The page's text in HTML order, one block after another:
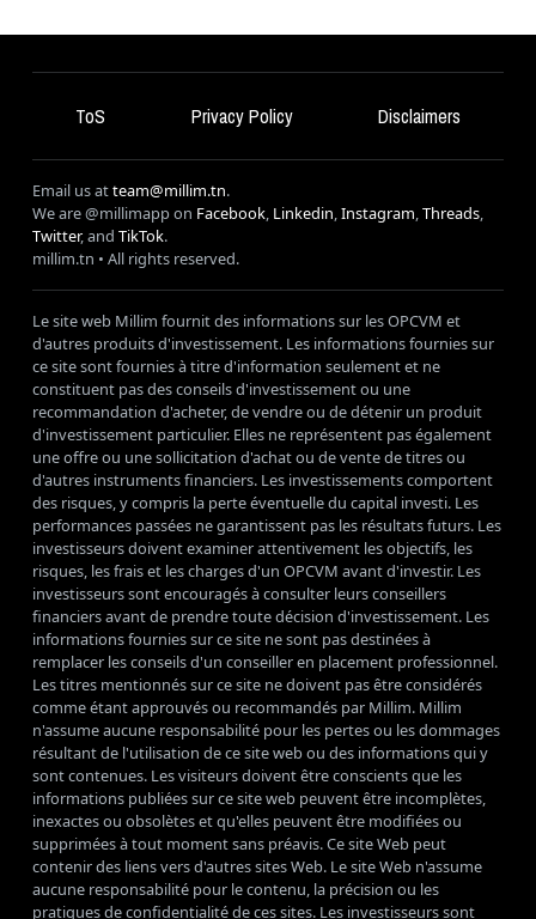
ToS Privacy Policy Disclaimers
Email us atteam@millim.tn.
We are @millimapp on Facebook, Linkedin,Instagram,Threads,
Twitter, and TikTok.
millim.tn • All rights reserved.
Le site web Millim fournit des informations sur les OPCVM et
d'autres produits d'investissement. Les informations fournies sur
ce site sont fournies à titre d'information seulement et ne
constituent pas des conseils d'investissement ou une
recommandation d'acheter, de vendre ou de détenir un produit
d'investissement particulier. Elles ne représentent pas également
une offre ou une sollicitation d'achat ou de vente de titres ou
d'autres instruments financiers. Les investissements comportent
des risques, y compris la perte éventuelle du capital investi. Les
performances passées ne garantissent pas les résultats futurs. Les
investisseurs doivent examiner attentivement les objectifs, les
risques, les frais et les charges d'un OPCVM avant d'investir. Les
investisseurs sont encouragés à consulter leurs conseillers
financiers avant de prendre toute décision d'investissement. Les
informations fournies sur ce site ne sont pas destinées à
remplacer les conseils d'un conseiller en placement professionnel.
Les titres mentionnés sur ce site ne doivent pas être considérés
comme étant approuvés ou recommandés par Millim. Millim
n'assume aucune responsabilité pour les pertes ou les dommages
résultant de l'utilisation de ce site web ou des informations qui y
sont contenues. Les visiteurs doivent être conscients que les
informations publiées sur ce site web peuvent être incomplètes,
inexactes ou obsolètes et qu'elles peuvent être modifiées ou
supprimées à tout moment sans préavis. Ce site Web peut
contenir des liens vers d'autres sites Web. Le site Web n'assume
aucune responsabilité pour le contenu, la précision ou les
pratiques de confidentialité de ces sites. Les investisseurs sont